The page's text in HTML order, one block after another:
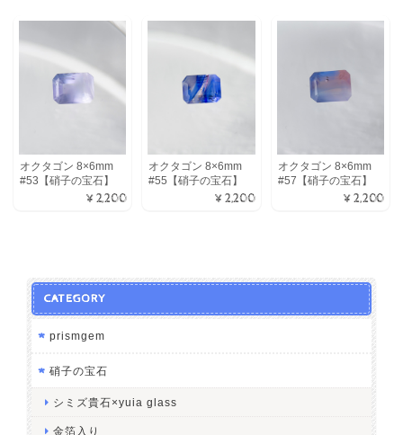
オクタゴン 8×6mm
#53【硝子の宝石】
¥2,200
オクタゴン 8×6mm
#55【硝子の宝石】
¥2,200
オクタゴン 8×6mm
#57【硝子の宝石】
¥2,200
CATEGORY
prismgem
硝子の宝石
シミズ貴石×yuia glass
金箔入り